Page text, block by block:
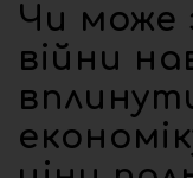
Чи може
війни